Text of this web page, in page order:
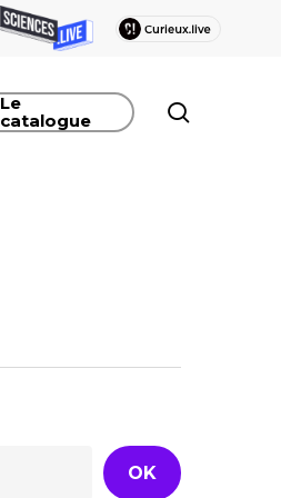
Le
catalogue
OK